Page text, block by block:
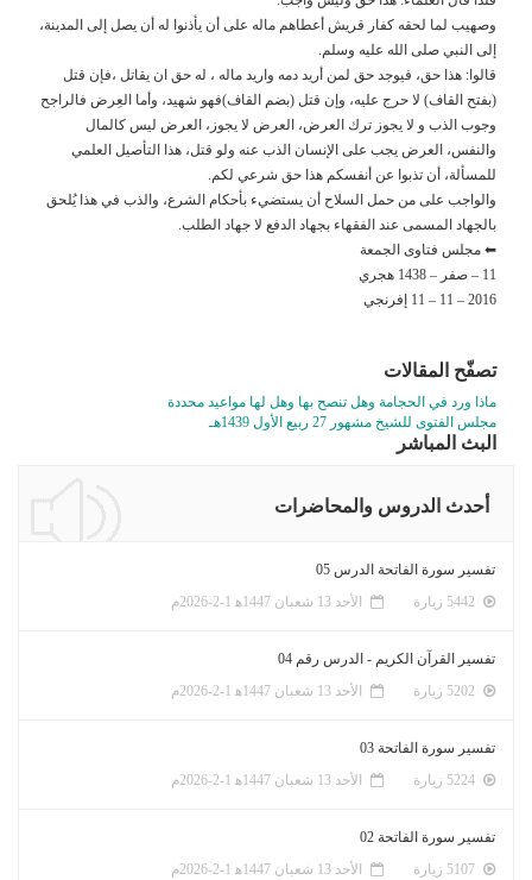
وصهيب لما لحقه كفار قريش أعطاهم ماله على أن يأذنوا له أن يصل إلى المدينة،
إلى النبي صلى الله عليه وسلم.
قالوا: هذا حق، فيوجد حق لمن أريد دمه واريد ماله ، له حق ان يقاتل ،فإن قتل
(بفتح القاف) لا حرج عليه، وإن قتل (بضم القاف)فهو شهيد، وأما العِرض فالراجح
وجوب الذب و لا يجوز ترك العرض، العرض لا يجوز، العرض ليس كالمال
والنفس، العرض يجب على الإنسان الذب عنه ولو قتل، هذا التأصيل العلمي
للمسألة، أن تذبوا عن أنفسكم هذا حق شرعي لكم.
والواجب على من حمل السلاح أن يستضيء بأحكام الشرع، والذب في هذا يُلحق
بالجهاد المسمى عند الفقهاء بجهاد الدفع لا جهاد الطلب.
⬅ مجلس فتاوى الجمعة
11 – صفر – 1438 هجري
2016 – 11 – 11 إفرنجي
تصفّح المقالات
ماذا ورد في الحجامة وهل تنصح بها وهل لها مواعيد محددة
مجلس الفتوى للشيخ مشهور 27 ربيع الأول 1439هـ
البث المباشر
أحدث الدروس والمحاضرات
تفسير سورة الفاتحة الدرس 05
الأحد 13 شعبان 1447ﻫ 1-2-2026م
تفسير القرآن الكريم - الدرس رقم 04
الأحد 13 شعبان 1447ﻫ 1-2-2026م
تفسير سورة الفاتحة 03
الأحد 13 شعبان 1447ﻫ 1-2-2026م
تفسير سورة الفاتحة 02
الأحد 13 شعبان 1447ﻫ 1-2-2026م